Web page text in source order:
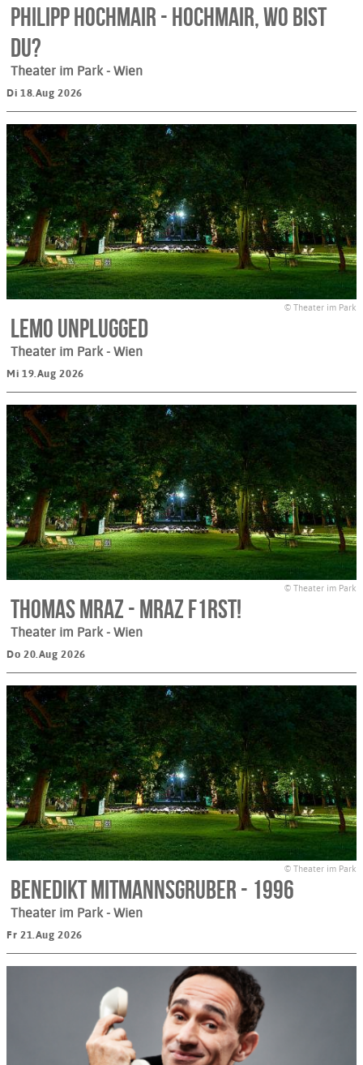
Philipp Hochmair - Hochmair, wo bist
du?
Theater im Park- Wien
Di 18.Aug 2026
© Theater im Park
Lemo Unplugged
Theater im Park- Wien
Mi 19.Aug 2026
© Theater im Park
Thomas Mraz - MRAZ F1RST!
Theater im Park- Wien
Do 20.Aug 2026
© Theater im Park
Benedikt Mitmannsgruber - 1996
Theater im Park- Wien
Fr 21.Aug 2026